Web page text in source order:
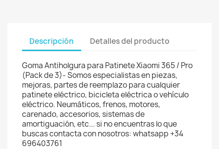
Descripción Detalles del producto
Goma Antiholgura para Patinete Xiaomi 365 / Pro
(Pack de 3)- Somos especialistas en piezas,
mejoras, partes de reemplazo para cualquier
patinete eléctrico, bicicleta eléctrica o vehículo
eléctrico. Neumáticos, frenos, motores,
carenado, accesorios, sistemas de
amortiguación, etc... si no encuentras lo que
buscas contacta con nosotros: whatsapp +34
696403761